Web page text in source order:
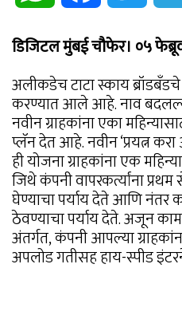
डिजिटल मुंबई चौफेर। ०५
अलीकडेच टाटा स्काय
करण्यात आले आहे. नाव
नवीन ग्राहकांना एका
प्लॅन देत आहे. नवीन ‘प्रयत्न
ही योजना ग्राहकांना एक
जिथे कंपनी वापरकर्त्यांना
घेण्याचा पर्याय देते आणि
ठेवण्याचा पर्याय देते. अजून
अंतर्गत, कंपनी आपल्या
अपलोड गतीसह हाय-स्पीड